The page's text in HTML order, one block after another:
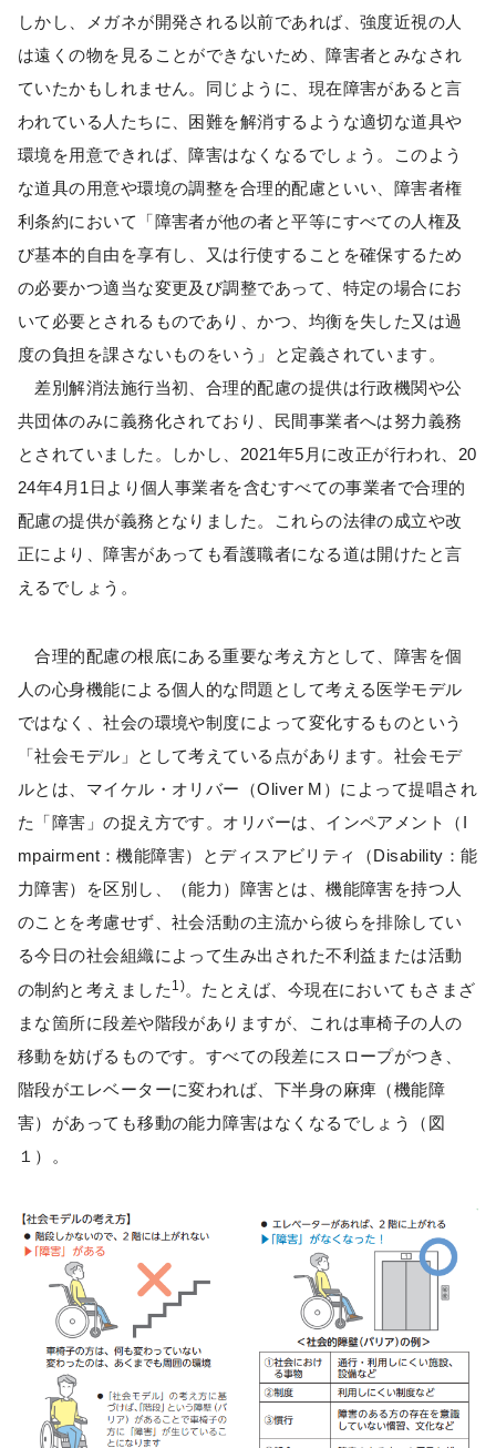
しかし、メガネが開発される以前であれば、強度近視の人
は遠くの物を見ることができないため、障害者とみなされ
ていたかもしれません。同じように、現在障害があると言
われている人たちに、困難を解消するような適切な道具や
環境を用意できれば、障害はなくなるでしょう。このよう
な道具の用意や環境の調整を合理的配慮といい、障害者権
利条約において「障害者が他の者と平等にすべての人権及
び基本的自由を享有し、又は行使することを確保するため
の必要かつ適当な変更及び調整であって、特定の場合にお
いて必要とされるものであり、かつ、均衡を失した又は過
度の負担を課さないものをいう」と定義されています。
差別解消法施行当初、合理的配慮の提供は行政機関や公
共団体のみに義務化されており、民間事業者へは努力義務
とされていました。しかし、2021年5月に改正が行われ、20
24年4月1日より個人事業者を含むすべての事業者で合理的
配慮の提供が義務となりました。これらの法律の成立や改
正により、障害があっても看護職者になる道は開けたと言
えるでしょう。
合理的配慮の根底にある重要な考え方として、障害を個
人の心身機能による個人的な問題として考える医学モデル
ではなく、社会の環境や制度によって変化するものという
「社会モデル」として考えている点があります。社会モデ
ルとは、マイケル・オリバー（Oliver M）によって提唱され
た「障害」の捉え方です。オリバーは、インペアメント（I
mpairment：機能障害）とディスアビリティ（Disability：能
力障害）を区別し、（能力）障害とは、機能障害を持つ人
のことを考慮せず、社会活動の主流から彼らを排除してい
る今日の社会組織によって生み出された不利益または活動
の制約と考えました 1)。たとえば、今現在においてもさまざ
まな箇所に段差や階段がありますが、これは車椅子の人の
移動を妨げるものです。すべての段差にスロープがつき、
階段がエレベーターに変われば、下半身の麻痺（機能障
害）があっても移動の能力障害はなくなるでしょう（図
１）。